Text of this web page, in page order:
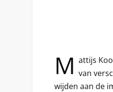
M attijs
van
wijden aan de